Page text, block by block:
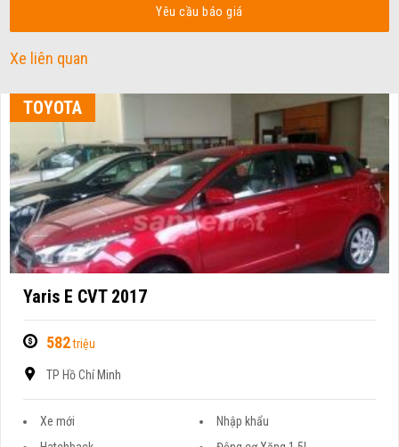
Yêu cầu báo giá
Xe liên quan
TOYOTA
Yaris E CVT 2017
582triệu
TP Hồ Chí Minh
Xe mới
Nhập khẩu